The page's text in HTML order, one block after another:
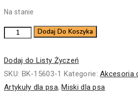
Na stanie
ilość
ceramiczna
dla
psa,
Dodaj Do Koszyka
Dodaj do Listy Życzeń
SKU: BK-15603-1 Kategorie:Akcesoria
Artykuły dla psa,Miski dla psa